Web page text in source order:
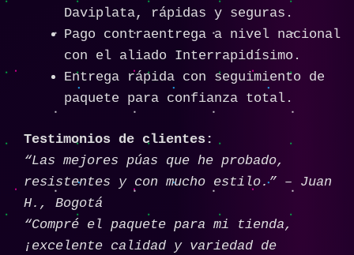
Daviplata, rápidas y seguras.
Pago contraentrega a nivel nacional
con el aliado Interrapidísimo.
Entrega rápida con seguimiento de
paquete para confianza total.
Testimonios de clientes:
“Las mejores púas que he probado,
resistentes y con mucho estilo.” – Juan
H., Bogotá
“Compré el paquete para mi tienda,
¡excelente calidad y variedad de